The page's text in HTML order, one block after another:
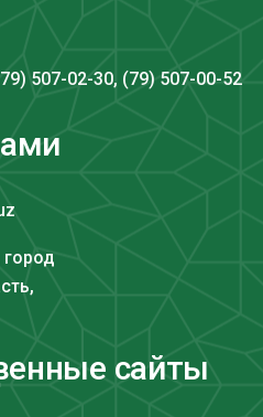
507-02-30, (79) 507-00-52
город
сайты